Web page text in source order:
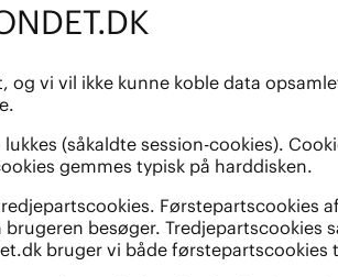
vi vil ikke kunne koble data
(såkaldte session-cookies).
gemmes typisk på harddisken.
besøger.
bruger vi både